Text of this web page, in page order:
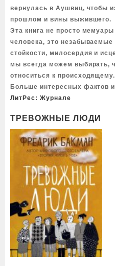
вернулась в Аушвиц, чтобы
прошлом и вины выжившего.
Эта книга не просто
человека, это незабываемые
стойкости, милосердия и
мы всегда можем выбирать,
относиться к происходящему.
Больше интересных фактов
ЛитРес: Журнале
ТРЕВОЖНЫЕ ЛЮДИ